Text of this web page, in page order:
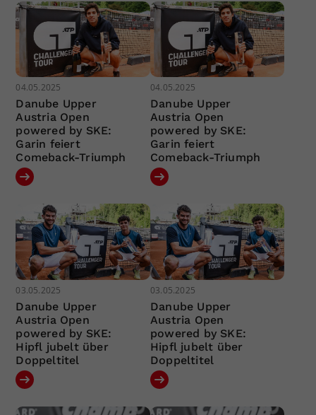
04.05.2025
Danube Upper
Austria Open
powered by SKE:
Garin feiert
Comeback-Triumph
04.05.2025
Danube Upper
Austria Open
powered by SKE:
Garin feiert
Comeback-Triumph
03.05.2025
Danube Upper
Austria Open
powered by SKE:
Hipfl jubelt über
Doppeltitel
03.05.2025
Danube Upper
Austria Open
powered by SKE:
Hipfl jubelt über
Doppeltitel